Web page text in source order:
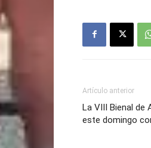
Artículo anterior
La VIII Bienal de
este domingo